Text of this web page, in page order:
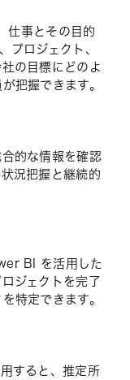
仕事とその目的
プロジェクト、
の目標にどのよ
把握できます。
的な情報を確認
況把握と継続的
BI を活用した
ジェクトを完了
特定できます。
すると、推定所